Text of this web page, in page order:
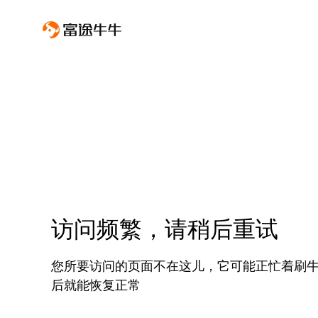
访问频繁，请稍后重试
您所要访问的页面不在这儿，它可能正忙着刷
后就能恢复正常